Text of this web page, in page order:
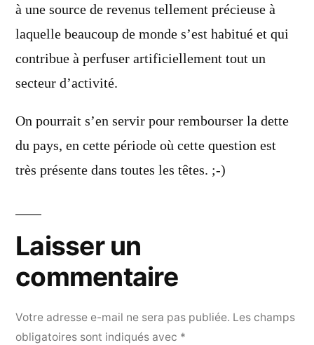
à une source de revenus tellement précieuse à
laquelle beaucoup de monde s’est habitué et qui
contribue à perfuser artificiellement tout un
secteur d’activité.
On pourrait s’en servir pour rembourser la dette
du pays, en cette période où cette question est
très présente dans toutes les têtes. ;-)
Laisser un
commentaire
Votre adresse e-mail ne sera pas publiée. Les champs
obligatoires sont indiqués avec *